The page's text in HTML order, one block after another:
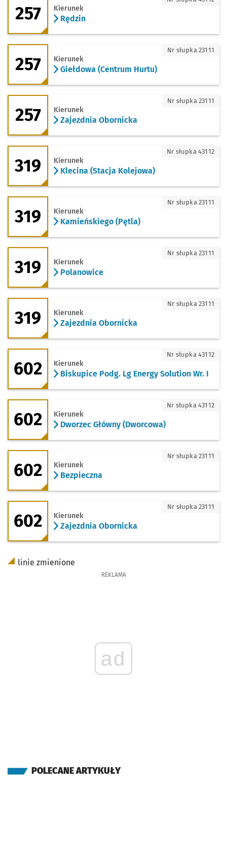
257 Kierunek
Rędzin
257 - kierunek Giełdowa (Centrum
257 Kierunek
Giełdowa (Centrum Hurtu)
Nr słupka 23111
257 - kierunek Zajezdnia Obornicka
257 Kierunek
Zajezdnia Obornicka
Nr słupka 23111
319 - kierunek Klecina (Stacja
319 Kierunek
Klecina (Stacja Kolejowa)
Nr słupka 43112
319 - kierunek Kamieńskiego (Pętla)
319 Kierunek
Kamieńskiego (Pętla)
Nr słupka 23111
319 - kierunek Polanowice
319 Kierunek
Polanowice
Nr słupka 23111
319 - kierunek Zajezdnia Obornicka
319 Kierunek
Zajezdnia Obornicka
Nr słupka 23111
602 - kierunek Biskupice Podg. Lg
602 Kierunek
Biskupice Podg. Lg Energy Solution Wr. I
Nr słupka 43112
602 - kierunek Dworzec Główny
602 Kierunek
Dworzec Główny (Dworcowa)
Nr słupka 43112
602 - kierunek Bezpieczna
602 Kierunek
Bezpieczna
Nr słupka 23111
602 - kierunek Zajezdnia Obornicka
602 Kierunek
Zajezdnia Obornicka
Nr słupka 23111
linie zmienione
REKLAMA
ad
POLECANE ARTYKUŁY